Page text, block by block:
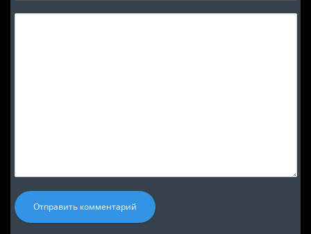
Отправить комментарий